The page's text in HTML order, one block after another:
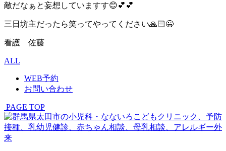
敵だなぁと妄想していますす😊💕💕
三日坊主だったら笑ってやってください🙏🏻😉
看護 佐藤
ALL
WEB予約
お問い合わせ
PAGE TOP